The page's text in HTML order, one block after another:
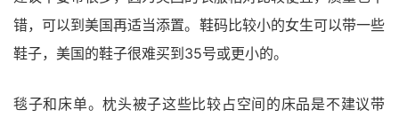
错，可以到美国再适当添置。鞋码比较小的女生可以带一些
鞋子，美国的鞋子很难买到35号或更小的。
毯子和床单。枕头被子这些比较占空间的床品是不建议带